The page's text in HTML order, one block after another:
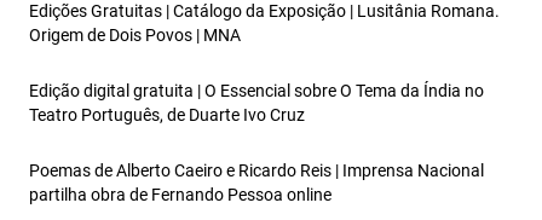
Edições Gratuitas | Catálogo da Exposição | Lusitânia Romana.
Origem de Dois Povos | MNA
Edição digital gratuita | O Essencial sobre O Tema da Índia no
Teatro Português, de Duarte Ivo Cruz
Poemas de Alberto Caeiro e Ricardo Reis | Imprensa Nacional
partilha obra de Fernando Pessoa online